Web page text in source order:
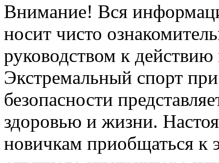
Внимание! Вся
носит чисто
руководством к
Экстремальный спорт
безопасности
здоровью и жизни.
новичкам приобщаться к